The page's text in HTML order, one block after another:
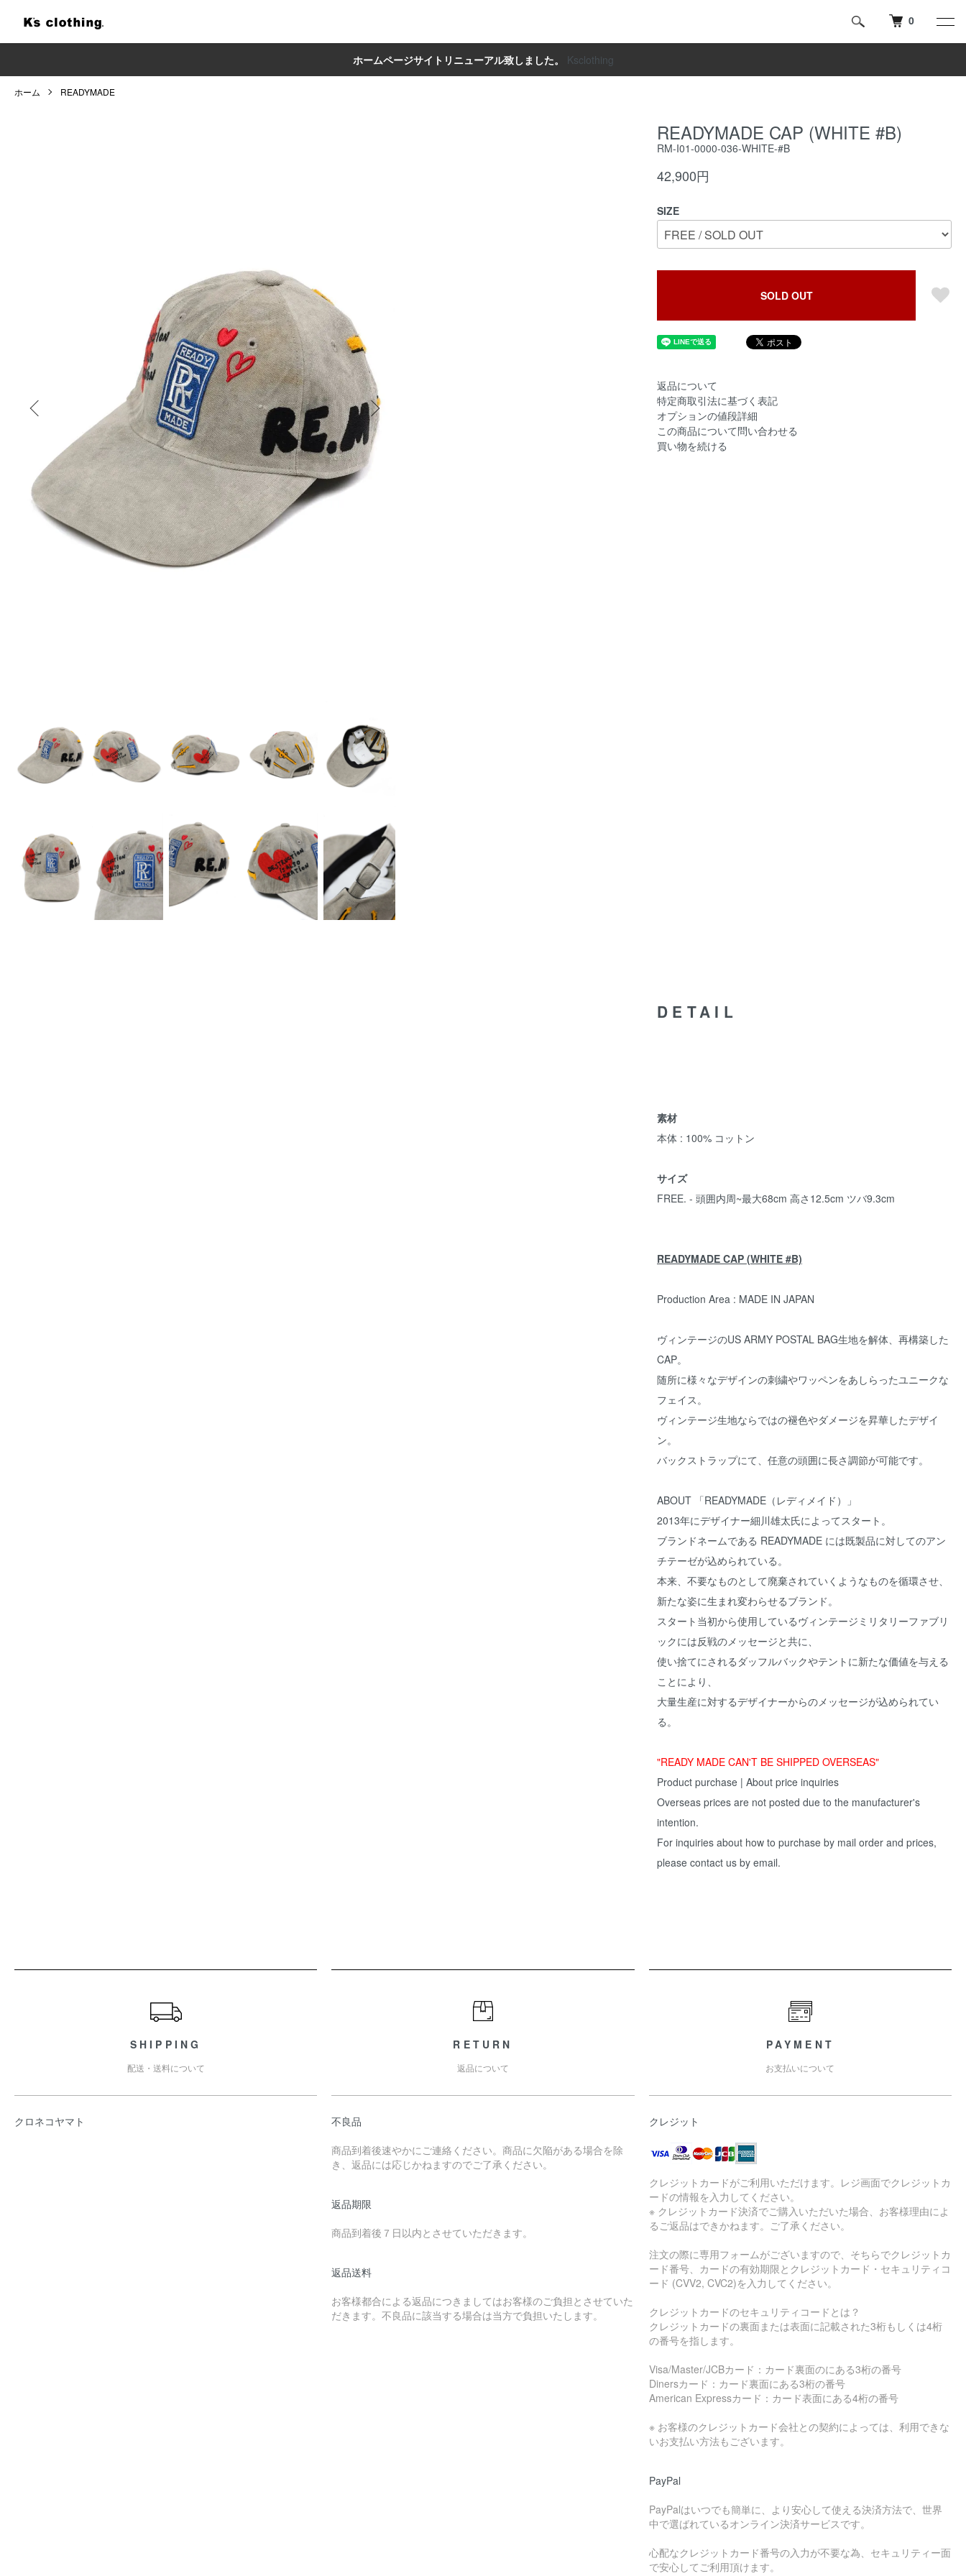
0
ホームページサイトリニューアル致しました。 Ksclothing
ホーム READYMADE
READYMADE CAP (WHITE #B)
RM-I01-0000-036-WHITE-#B
42,900円
SIZE
SOLD OUT
返品について
特定商取引法に基づく表記
オプションの値段詳細
この商品について問い合わせる
買い物を続ける
DETAIL
素材
本体 : 100% コットン
サイズ
FREE. - 頭囲内周~最大68cm 高さ12.5cm ツバ9.3cm
READYMADE CAP (WHITE #B)
Production Area : MADE IN JAPAN
ヴィンテージのUS ARMY POSTAL BAG生地を解体、再構築した
CAP。
随所に様々なデザインの刺繍やワッペンをあしらったユニークな
フェイス。
ヴィンテージ生地ならではの褪色やダメージを昇華したデザイ
ン。
バックストラップにて、任意の頭囲に長さ調節が可能です。
ABOUT 「READYMADE（レディメイド）」
2013年にデザイナー細川雄太氏によってスタート。
ブランドネームである READYMADE には既製品に対してのアン
チテーゼが込められている。
本来、不要なものとして廃棄されていくようなものを循環させ、
新たな姿に生まれ変わらせるブランド。
スタート当初から使用しているヴィンテージミリタリーファブリ
ックには反戦のメッセージと共に、
使い捨てにされるダッフルバックやテントに新たな価値を与える
ことにより、
大量生産に対するデザイナーからのメッセージが込められてい
る。
"READY MADE CAN'T BE SHIPPED OVERSEAS"
Product purchase | About price inquiries
Overseas prices are not posted due to the manufacturer's
intention.
For inquiries about how to purchase by mail order and prices,
please contact us by email.
ショッピングガイド
SHIPPING
配送・送料について
クロネコヤマト
RETURN
返品について
不良品
商品到着後速やかにご連絡ください。商品に欠陥がある場合を除
き、返品には応じかねますのでご了承ください。
返品期限
商品到着後７日以内とさせていただきます。
返品送料
お客様都合による返品につきましてはお客様のご負担とさせていた
だきます。不良品に該当する場合は当方で負担いたします。
PAYMENT
お支払いについて
クレジット
クレジットカードがご利用いただけます。レジ画面でクレジットカ
ードの情報を入力してください。
※ クレジットカード決済でご購入いただいた場合、お客様理由によ
るご返品はできかねます。ご了承ください。
注文の際に専用フォームがございますので、そちらでクレジットカ
ード番号、カードの有効期限とクレジットカード・セキュリティコ
ード (CVV2, CVC2)を入力してください。
クレジットカードのセキュリティコードとは？
クレジットカードの裏面または表面に記載された3桁もしくは4桁
の番号を指します。
Visa/Master/JCBカード：カード裏面のにある3桁の番号
Dinersカード：カード裏面にある3桁の番号
American Expressカード：カード表面にある4桁の番号
※ お客様のクレジットカード会社との契約によっては、利用できな
いお支払い方法もございます。
PayPal
PayPalはいつでも簡単に、より安心して使える決済方法で、世界
中で選ばれているオンライン決済サービスです。
心配なクレジットカード番号の入力が不要な為、セキュリティー面
で安心してご利用頂けます。